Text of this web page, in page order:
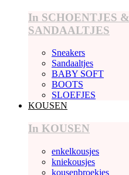
In SCHOENTJES &
SANDAALTJES
Sneakers
Sandaaltjes
BABY SOFT
BOOTS
SLOEFJES
KOUSEN
In KOUSEN
enkelkousjes
kniekousjes
kousenbroekjes